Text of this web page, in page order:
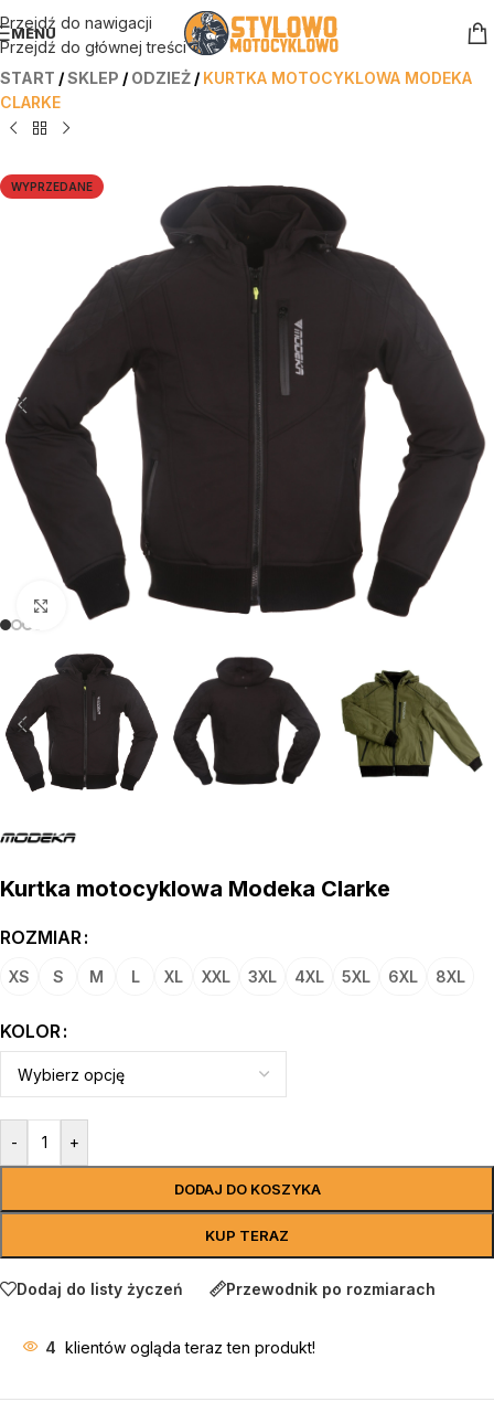
Przejdź do nawigacji
Przejdź do głównej treści
MENU
START /SKLEP / ODZIEŻ / KURTKA MOTOCYKLOWA MODEKA
CLARKE
WYPRZEDANE
kliknij aby powiększyć
Kurtka motocyklowa Modeka Clarke
ROZMIAR
XS S M L XL XXL 3XL 4XL 5XL 6XL 8XL
KOLOR
- +
DODAJ DO KOSZYKA
KUP TERAZ
Dodaj do listy życzeń Przewodnik po rozmiarach
4 klientów ogląda teraz ten produkt!